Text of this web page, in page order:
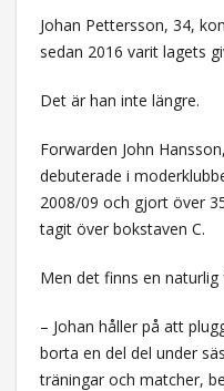
Johan Pettersson, 34,
sedan 2016 varit lagets
Det är han inte längre.
Forwarden John
debuterade i
2008/09 och gjort över
tagit över bokstaven C.
Men det finns en
– Johan håller på att
borta en del del under
träningar och matcher,